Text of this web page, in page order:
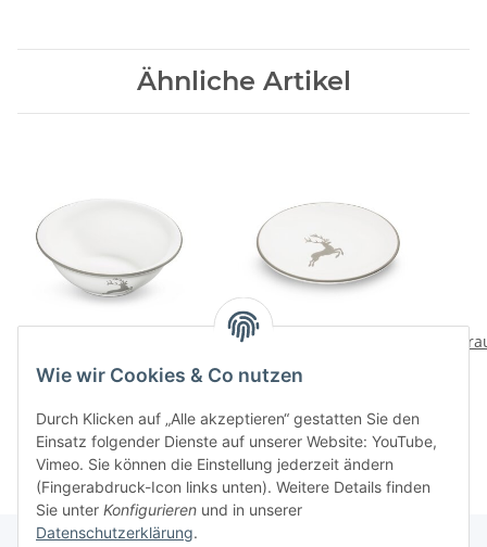
Ähnliche Artikel
Salatschuessel klein
75,80 CHF*
37,80 CHF
Wie wir Cookies & Co nutzen
Durch Klicken auf „Alle akzeptieren“ gestatten Sie den
Einsatz folgender Dienste auf unserer Website: YouTube,
Vimeo. Sie können die Einstellung jederzeit ändern
(Fingerabdruck-Icon links unten). Weitere Details finden
Sie unter Konfigurieren und in unserer
Datenschutzerklärung.